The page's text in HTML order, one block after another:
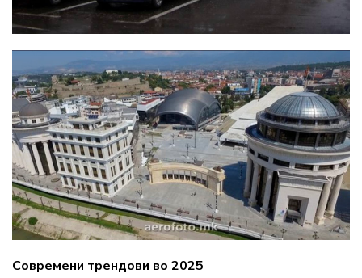
Современи трендови во 2025